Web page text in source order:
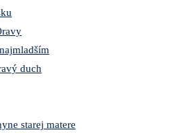
duch
starej matere